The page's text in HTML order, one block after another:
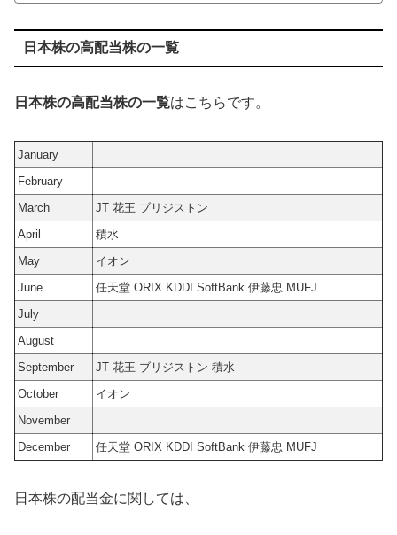
日本株の高配当株の一覧
日本株の高配当株の一覧はこちらです。
January
February
March
JT 花王 ブリジストン
April
積水
May
イオン
June
任天堂 ORIX KDDI SoftBank 伊藤忠 MUFJ
July
August
September
JT 花王 ブリジストン 積水
October
イオン
November
December
任天堂 ORIX KDDI SoftBank 伊藤忠 MUFJ
日本株の配当金に関しては、